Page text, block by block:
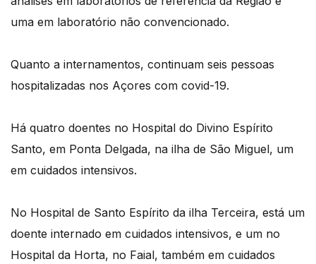
uma em laboratório não convencionado.
Quanto a internamentos, continuam seis pessoas
hospitalizadas nos Açores com covid-19.
Há quatro doentes no Hospital do Divino Espírito
Santo, em Ponta Delgada, na ilha de São Miguel, um
em cuidados intensivos.
No Hospital de Santo Espírito da ilha Terceira, está um
doente internado em cuidados intensivos, e um no
Hospital da Horta, no Faial, também em cuidados